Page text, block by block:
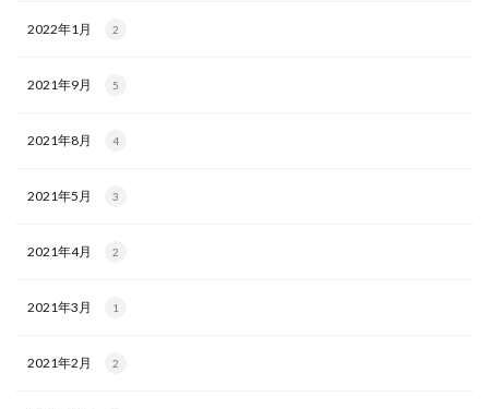
2022年1月 2
2021年9月 5
2021年8月 4
2021年5月 3
2021年4月 2
2021年3月 1
2021年2月 2